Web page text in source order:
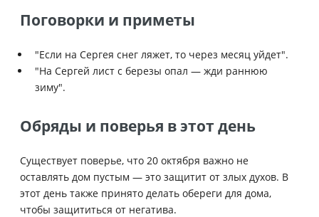
Поговорки и приметы
"Если на Сергея снег ляжет, то через месяц уйдет".
"На Сергей лист с березы опал — жди раннюю
зиму".
Обряды и поверья в этот день
Существует поверье, что 20 октября важно не
оставлять дом пустым — это защитит от злых духов. В
этот день также принято делать обереги для дома,
чтобы защититься от негатива.